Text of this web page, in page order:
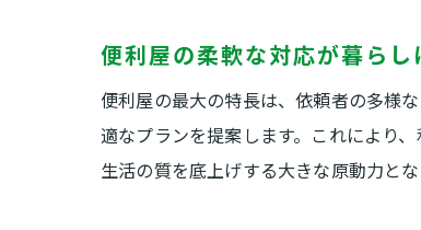
便利屋の柔軟な対応が暮らし
便利屋の最大の特長は、依頼者の多様
適なプランを提案します。これにより
生活の質を底上げする大きな原動力とな